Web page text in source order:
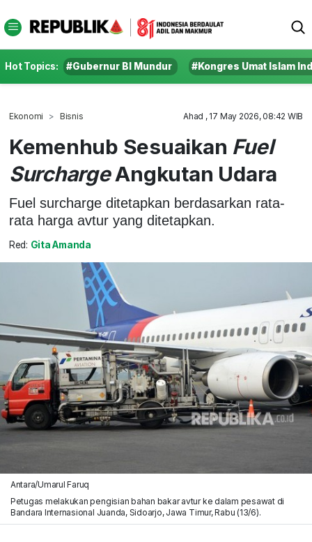
Hot Topics: #Gubernur BI Mundur #Kongres Umat Islam
Ekonomi Bisnis Ahad , 17 May 2026, 08:42 WIB
Kemenhub Sesuaikan Fuel
SurchargeAngkutan Udara
Fuel surcharge ditetapkan berdasarkan rata-
rata harga avtur yang ditetapkan.
Red: Gita Amanda
Antara/Umarul Faruq
Petugas melakukan pengisian bahan bakar avtur ke dalam pesawat di
Bandara Internasional Juanda, Sidoarjo, Jawa Timur, Rabu (13/6).